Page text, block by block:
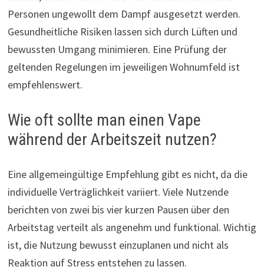
Personen ungewollt dem Dampf ausgesetzt werden.
Gesundheitliche Risiken lassen sich durch Lüften und
bewussten Umgang minimieren. Eine Prüfung der
geltenden Regelungen im jeweiligen Wohnumfeld ist
empfehlenswert.
Wie oft sollte man einen Vape
während der Arbeitszeit nutzen?
Eine allgemeingültige Empfehlung gibt es nicht, da die
individuelle Verträglichkeit variiert. Viele Nutzende
berichten von zwei bis vier kurzen Pausen über den
Arbeitstag verteilt als angenehm und funktional. Wichtig
ist, die Nutzung bewusst einzuplanen und nicht als
Reaktion auf Stress entstehen zu lassen.